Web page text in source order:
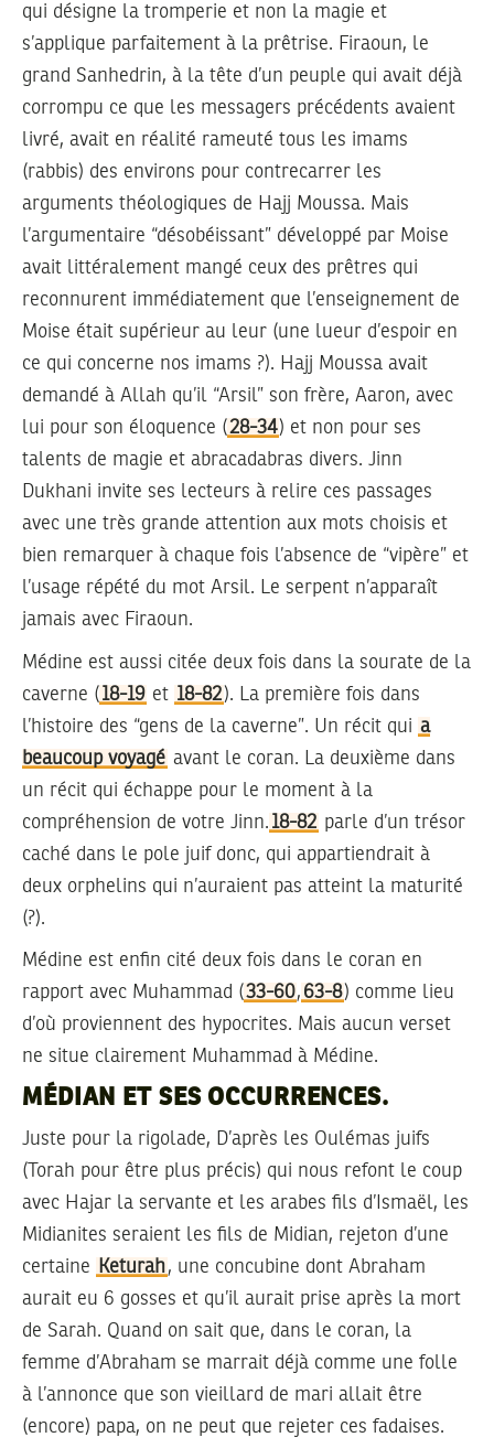
qui désigne la tromperie et non la magie et
s’applique parfaitement à la prêtrise. Firaoun, le
grand Sanhedrin, à la tête d’un peuple qui avait déjà
corrompu ce que les messagers précédents avaient
livré, avait en réalité rameuté tous les imams
(rabbis) des environs pour contrecarrer les
arguments théologiques de Hajj Moussa. Mais
l’argumentaire “désobéissant” développé par Moise
avait littéralement mangé ceux des prêtres qui
reconnurent immédiatement que l’enseignement de
Moise était supérieur au leur (une lueur d’espoir en
ce qui concerne nos imams ?). Hajj Moussa avait
demandé à Allah qu’il “Arsil” son frère, Aaron, avec
lui pour son éloquence (28-34) et non pour ses
talents de magie et abracadabras divers. Jinn
Dukhani invite ses lecteurs à relire ces passages
avec une très grande attention aux mots choisis et
bien remarquer à chaque fois l’absence de “vipère” et
l’usage répété du mot Arsil. Le serpent n’apparaît
jamais avec Firaoun.
Médine est aussi citée deux fois dans la sourate de la
caverne ( 18-19 et 18-82). La première fois dans
l’histoire des “gens de la caverne”. Un récit qui a
beaucoup voyagé avant le coran. La deuxième dans
un récit qui échappe pour le moment à la
compréhension de votre Jinn. 18-82 parle d’un trésor
caché dans le pole juif donc, qui appartiendrait à
deux orphelins qui n’auraient pas atteint la maturité
(?).
Médine est enfin cité deux fois dans le coran en
rapport avec Muhammad (33-60, 63-8) comme lieu
d’où proviennent des hypocrites. Mais aucun verset
ne situe clairement Muhammad à Médine.
MÉDIAN ET SES OCCURRENCES.
Juste pour la rigolade, D’après les Oulémas juifs
(Torah pour être plus précis) qui nous refont le coup
avec Hajar la servante et les arabes fils d’Ismaël, les
Midianites seraient les fils de Midian, rejeton d’une
certaine
Keturah, une concubine dont Abraham
aurait eu 6 gosses et qu’il aurait prise après la mort
de Sarah. Quand on sait que, dans le coran, la
femme d’Abraham se marrait déjà comme une folle
à l’annonce que son vieillard de mari allait être
(encore) papa, on ne peut que rejeter ces fadaises.